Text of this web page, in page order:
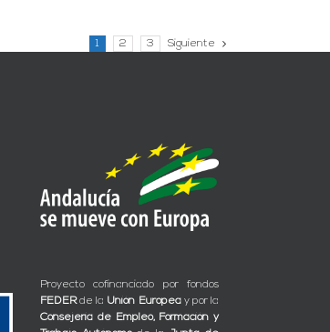
1 2 3 Siguiente
Proyecto cofinanciado por fondos
FEDERde la Unión Europeay por la
Consejería de Empleo, Formación y